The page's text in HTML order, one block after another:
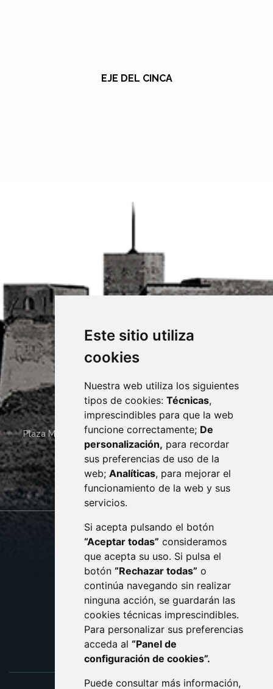
Este sitio utiliza
cookies
Nuestra web utiliza los siguientes
tipos de cookies: Técnicas,
imprescindibles para que la web
funcione correctamente; De
personalización, para recordar
sus preferencias de uso de la
web; Analíticas, para mejorar el
funcionamiento de la web y sus
servicios.
Si acepta pulsando el botón
“Aceptar todas” consideramos
que acepta su uso. Si pulsa el
botón “Rechazar todas” o
continúa navegando sin realizar
ninguna acción, se guardarán las
cookies técnicas imprescindibles.
Para personalizar sus preferencias
acceda al “Panel de
configuración de cookies”.
Puede consultar más información,
EJE DEL CINCA
Plaza Mayor 4 22400 MONZÓN - ARAGÓN (ESPAÑA)
· (34) 974 400 700 ·
sac@monzon.es
monzon.es
CONTACTO
AVISO LEGAL
PROTECCIÓN DE DATOS
POLÍTICA DE COOKIES
ACCESIBILIDAD
ENLACE EXTERNO AL